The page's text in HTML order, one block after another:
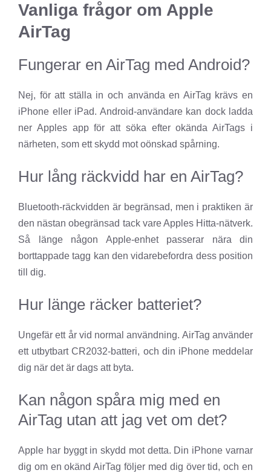
Vanliga frågor om Apple
AirTag
Fungerar en AirTag med Android?
Nej, för att ställa in och använda en AirTag krävs en
iPhone eller iPad. Android-användare kan dock ladda
ner Apples app för att söka efter okända AirTags i
närheten, som ett skydd mot oönskad spårning.
Hur lång räckvidd har en AirTag?
Bluetooth-räckvidden är begränsad, men i praktiken är
den nästan obegränsad tack vare Apples Hitta-nätverk.
Så länge någon Apple-enhet passerar nära din
borttappade tagg kan den vidarebefordra dess position
till dig.
Hur länge räcker batteriet?
Ungefär ett år vid normal användning. AirTag använder
ett utbytbart CR2032-batteri, och din iPhone meddelar
dig när det är dags att byta.
Kan någon spåra mig med en
AirTag utan att jag vet om det?
Apple har byggt in skydd mot detta. Din iPhone varnar
dig om en okänd AirTag följer med dig över tid, och en